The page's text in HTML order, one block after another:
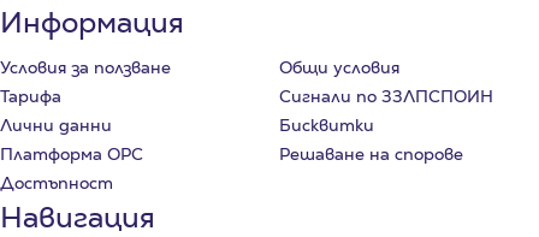
Информация
Условия за ползване
Общи условия
Тарифа
Сигнали по ЗЗЛПСПОИН
Лични данни
Бисквитки
Платформа ОРС
Решаване на спорове
Достъпност
Навигация